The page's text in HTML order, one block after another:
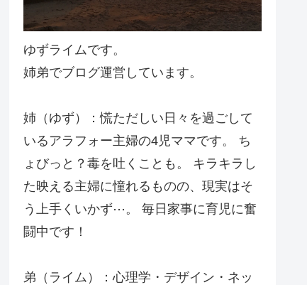
ゆずライムです。
姉弟でブログ運営しています。
姉（ゆず）：慌ただしい日々を過ごして
いるアラフォー主婦の4児ママです。 ち
ょびっと？毒を吐くことも。 キラキラし
た映える主婦に憧れるものの、現実はそ
う上手くいかず⋯。 毎日家事に育児に奮
闘中です！
弟（ライム）：心理学・デザイン・ネッ